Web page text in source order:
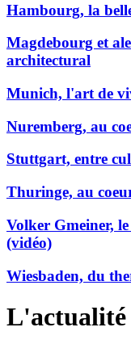
Hambourg, la
Magdebourg et
architectural
Munich, l'art de
Nuremberg, au
Stuttgart, entre
Thuringe, au
Volker Gmeiner,
(vidéo)
Wiesbaden, du
L'actualité